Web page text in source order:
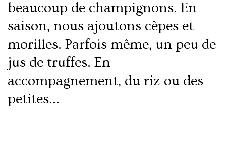
beaucoup de champignons. En
saison, nous ajoutons cèpes et
morilles. Parfois même, un peu de
jus de truffes. En
accompagnement, du riz ou des
petites…